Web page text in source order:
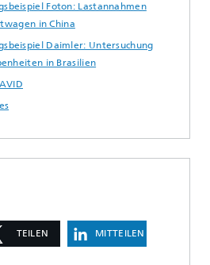
Foton: Lastannahmen
in China
Daimler: Untersuchung
in Brasilien
TEILEN MITTEILEN